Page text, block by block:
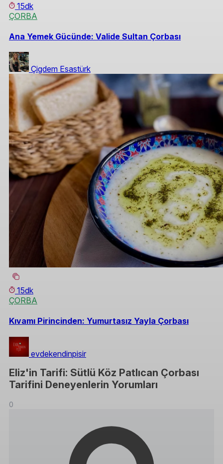
15dk
ÇORBA
Ana Yemek Gücünde: Valide Sultan Çorbası
Çigdem Esastürk
15dk
ÇORBA
Kıvamı Pirincinden: Yumurtasız Yayla Çorbası
evdekendinpisir
Eliz'in Tarifi: Sütlü Köz Patlıcan Çorbası
Tarifini Deneyenlerin Yorumları
0